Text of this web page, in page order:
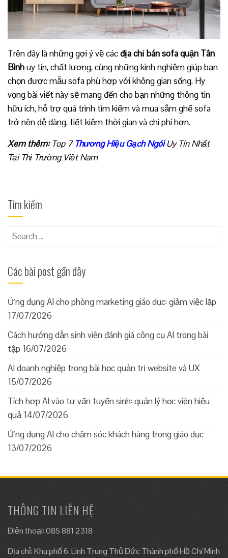
Trên đây là những gợi ý về cácđịa chỉ bán sofa quận Tân
Bìnhuy tín, chất lượng, cùng những kinh nghiệm giúp bạn
chọn được mẫu sofa phù hợp với không gian sống. Hy
vọng bài viết này sẽ mang đến cho bạn những thông tin
hữu ích, hỗ trợ quá trình tìm kiếm và mua sắm ghế sofa
trở nên dễ dàng, tiết kiệm thời gian và chi phí hơn.
Xem thêm:Top 7Thương Hiệu Gạch Ngói Uy Tín Nhất
Tại Thị Trường Việt Nam
Tìm kiếm
Search
Các bài post gần đây
Ứng dụng AI cho phòng marketing giáo dục: giảm việc lặp
17/07/2026
Cách hướng dẫn sinh viên đánh giá công cụ AI trong bài
tập 16/07/2026
AI doanh nghiệp trong bài học quản trị website và UX
15/07/2026
Tích hợp AI vào tư vấn tuyển sinh: quản lý học viên hiệu
quả 14/07/2026
Ứng dụng AI cho chăm sóc khách hàng trong giáo dục
13/07/2026
THÔNG TIN LIÊN HỆ
Điện thoại: 085 881 2318
Địa chỉ: Khu phố 6, Linh Trung Thủ Đức Thành phố Hồ Chí Minh